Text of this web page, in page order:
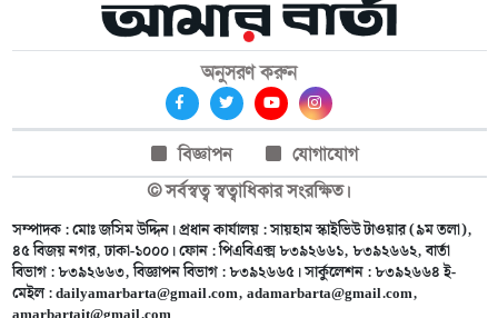
অনুসরণ করুন
বিজ্ঞাপন
যোগাযোগ
© সর্বস্বত্ব স্বত্বাধিকার সংরক্ষিত।
সম্পাদক : মোঃ জসিম উদ্দিন। প্রধান কার্যালয় : সায়হাম স্কাইভিউ টাওয়ার (৯ম তলা),
৪৫ বিজয় নগর, ঢাকা-১০০০। ফোন : পিএবিএক্স ৮৩৯২৬৬১, ৮৩৯২৬৬২, বার্তা
বিভাগ : ৮৩৯২৬৬৩, বিজ্ঞাপন বিভাগ : ৮৩৯২৬৬৫। সার্কুলেশন : ৮৩৯২৬৬৪ ই-
মেইল :dailyamarbarta@gmail.com,adamarbarta@gmail.com,